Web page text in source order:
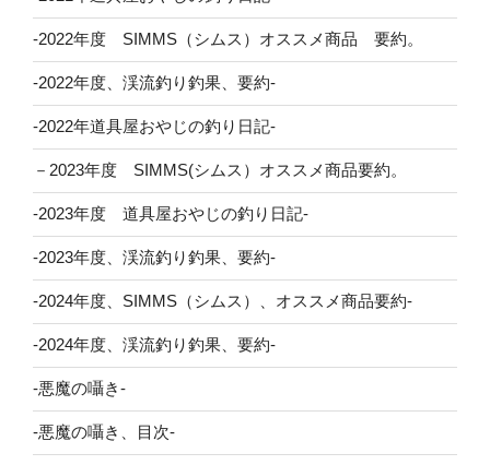
-2022年度 SIMMS（シムス）オススメ商品 要約。
-2022年度、渓流釣り釣果、要約-
-2022年道具屋おやじの釣り日記-
－2023年度 SIMMS(シムス）オススメ商品要約。
-2023年度 道具屋おやじの釣り日記-
-2023年度、渓流釣り釣果、要約-
-2024年度、SIMMS（シムス）、オススメ商品要約-
-2024年度、渓流釣り釣果、要約-
-悪魔の囁き-
-悪魔の囁き、目次-